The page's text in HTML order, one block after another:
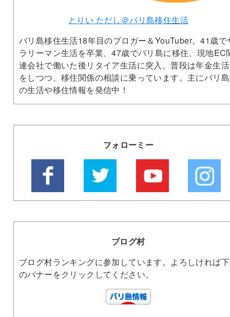
とりい ただし＠バリ島移住生活
バリ島移住生活18年目のブロガー＆YouTuber。41歳で
ラリーマン生活を卒業、47歳でバリ島に移住、現地EC
連会社で働いた後リタイア生活に突入。普段は年金生活
をしつつ、移住関係の相談に乗っています。主にバリ島
の生活や移住情報を発信中！
フォローミー
ブログ村
ブログ村ランキングに参加しています。よろしければ下
のバナーをクリックしてください。